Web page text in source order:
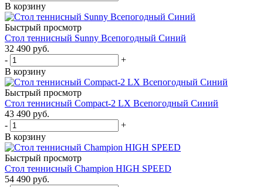
В корзину
Быстрый просмотр
Стол теннисный Sunny Всепогодный Синий
32 490 руб.
-
+
В корзину
Быстрый просмотр
Стол теннисный Compact-2 LX Всепогодный Синий
43 490 руб.
-
+
В корзину
Быстрый просмотр
Стол теннисный Champion HIGH SPEED
54 490 руб.